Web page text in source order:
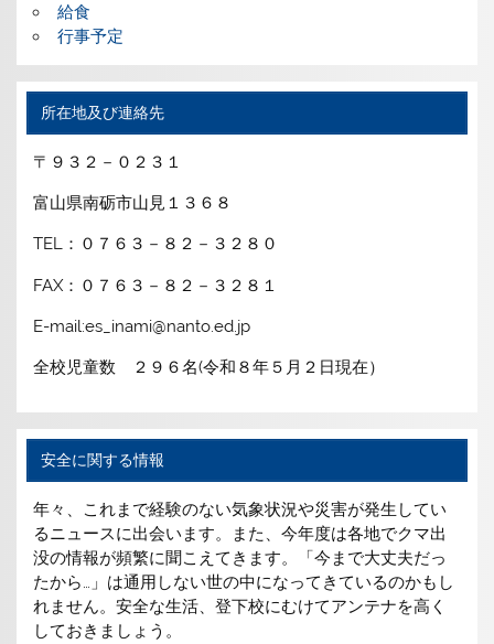
給食
行事予定
所在地及び連絡先
〒９３２－０２３１
富山県南砺市山見１３６８
TEL：０７６３－８２－３２８０
FAX：０７６３－８２－３２８１
E-mail:es_inami@nanto.ed.jp
全校児童数 ２９６名(令和８年５月２日現在）
安全に関する情報
年々、これまで経験のない気象状況や災害が発生してい
るニュースに出会います。また、今年度は各地でクマ出
没の情報が頻繁に聞こえてきます。「今まで大丈夫だっ
たから…」は通用しない世の中になってきているのかもし
れません。安全な生活、登下校にむけてアンテナを高く
しておきましょう。